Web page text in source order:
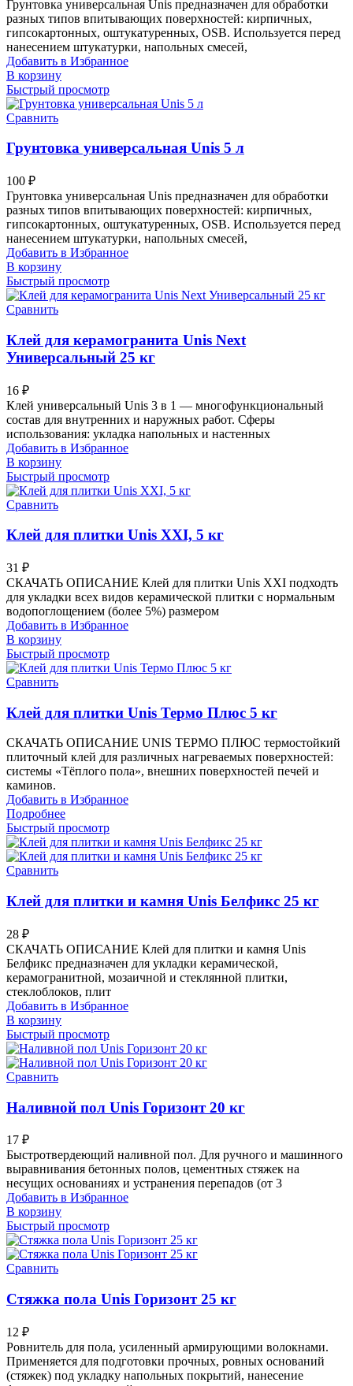
Грунтовка универсальная Unis предназначен для обработки
разных типов впитывающих поверхностей: кирпичных,
гипсокартонных, оштукатуренных, OSB. Используется перед
нанесением штукатурки, напольных смесей,
Добавить в Избранное
В корзину
Быстрый просмотр
Сравнить
Грунтовка универсальная Unis 5 л
100 ₽
Грунтовка универсальная Unis предназначен для обработки
разных типов впитывающих поверхностей: кирпичных,
гипсокартонных, оштукатуренных, OSB. Используется перед
нанесением штукатурки, напольных смесей,
Добавить в Избранное
В корзину
Быстрый просмотр
Сравнить
Клей для керамогранита Unis Next
Универсальный 25 кг
16 ₽
Клей универсальный Unis 3 в 1 — многофункциональный
состав для внутренних и наружных работ. Сферы
использования: укладка напольных и настенных
Добавить в Избранное
В корзину
Быстрый просмотр
Сравнить
Клей для плитки Unis XXI, 5 кг
31 ₽
СКАЧАТЬ ОПИСАНИЕ Клей для плитки Unis XXI подходть
для укладки всех видов керамической плитки с нормальным
водопоглощением (более 5%) размером
Добавить в Избранное
В корзину
Быстрый просмотр
Сравнить
Клей для плитки Unis Термо Плюс 5 кг
СКАЧАТЬ ОПИСАНИЕ UNIS ТЕРМО ПЛЮС термостойкий
плиточный клей для различных нагреваемых поверхностей:
системы «Тёплого пола», внешних поверхностей печей и
каминов.
Добавить в Избранное
Подробнее
Быстрый просмотр
Сравнить
Клей для плитки и камня Unis Белфикс 25 кг
28 ₽
СКАЧАТЬ ОПИСАНИЕ Клей для плитки и камня Unis
Белфикс предназначен для укладки керамической,
керамогранитной, мозаичной и стеклянной плитки,
стеклоблоков, плит
Добавить в Избранное
В корзину
Быстрый просмотр
Сравнить
Наливной пол Unis Горизонт 20 кг
17 ₽
Быстротвердеющий наливной пол. Для ручного и машинного
выравнивания бетонных полов, цементных стяжек на
несущих основаниях и устранения перепадов (от 3
Добавить в Избранное
В корзину
Быстрый просмотр
Сравнить
Стяжка пола Unis Горизонт 25 кг
12 ₽
Ровнитель для пола, усиленный армирующими волокнами.
Применяется для подготовки прочных, ровных оснований
(стяжек) под укладку напольных покрытий, нанесение